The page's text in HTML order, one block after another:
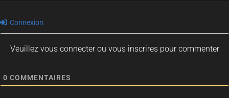
Connexion
Veuillez vous connecter ou vous inscrires pour commenter
0 COMMENTAIRES